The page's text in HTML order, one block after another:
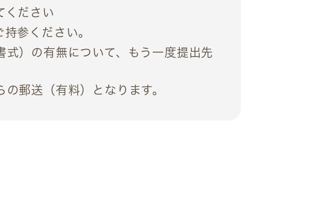
ください
参ください。
式）の有無 について、もう一度提出先
郵送（有料）となります。